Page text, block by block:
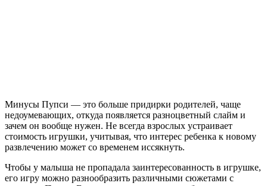
Минусы Пупси — это больше придирки родителей, чаще
недоумевающих, откуда появляется разноцветный слайм и
зачем он вообще нужен. Не всегда взрослых устраивает
стоимость игрушки, учитывая, что интерес ребенка к новому
развлечению может со временем иссякнуть.
Чтобы у малыша не пропадала заинтересованность в игрушке,
его игру можно разнообразить различными сюжетами с